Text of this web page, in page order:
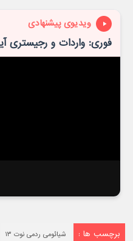
ویدیوی پیشنهادی
فوری: واردات و رجیستری
برچسب ها : شیائومی ردمی نوت ۱۳